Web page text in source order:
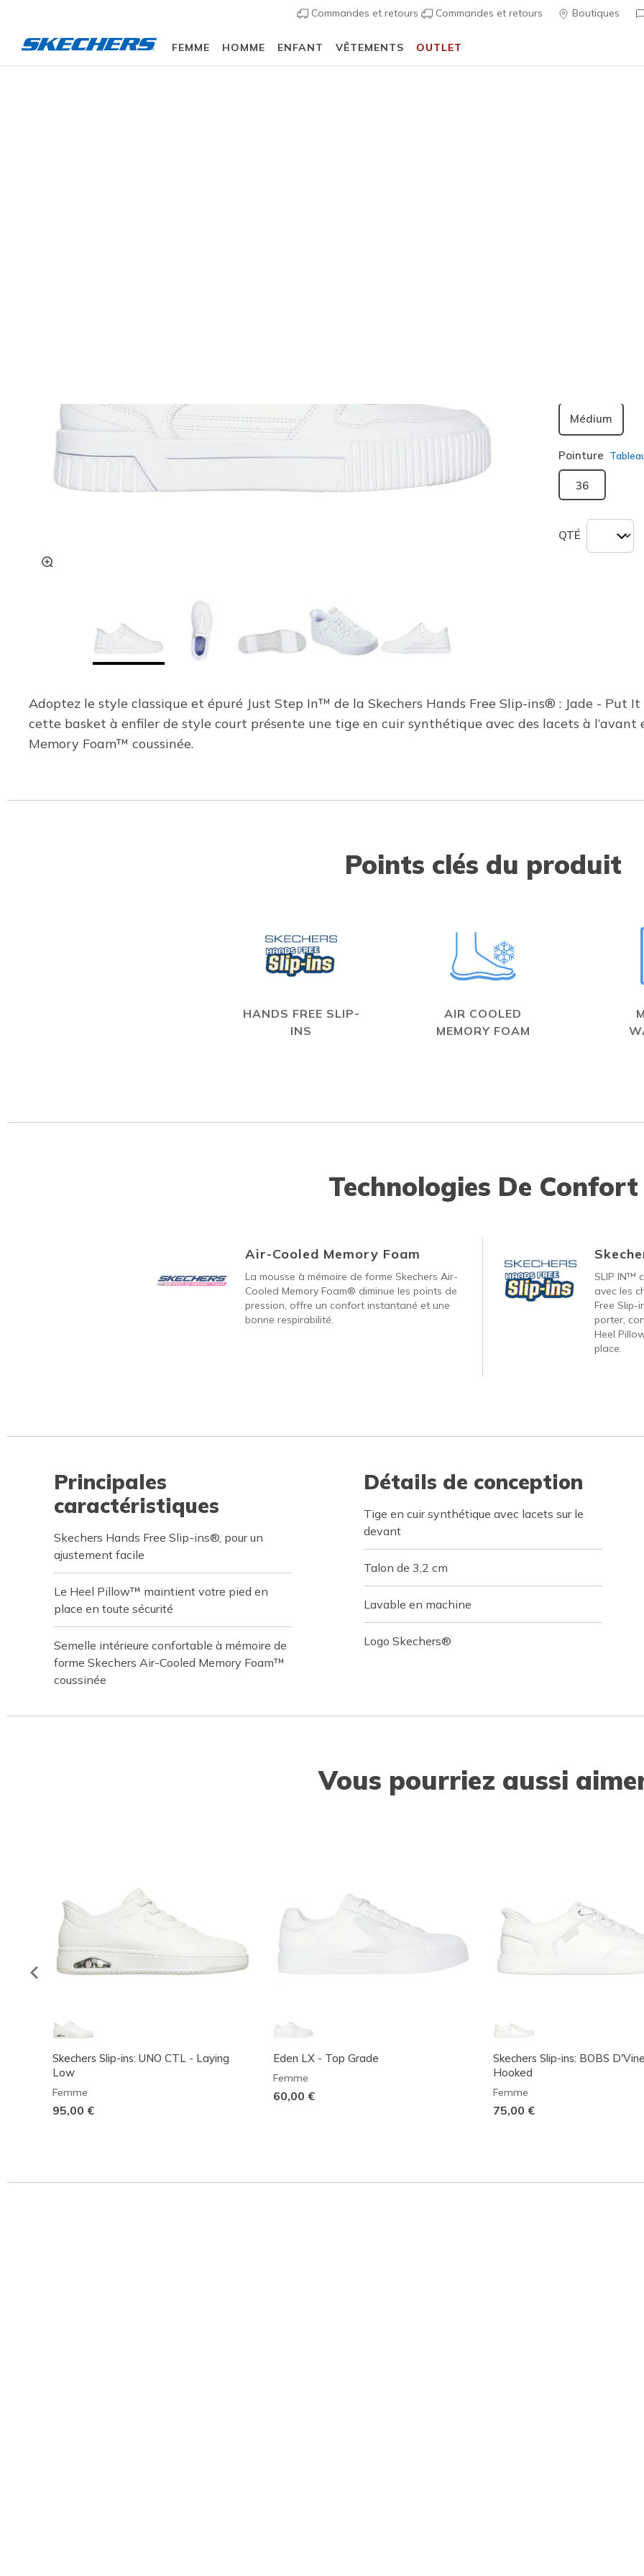
Commandes et retours Commandes et retours Boutiques
FEMME HOMME ENFANT VÊTEMENTS OUTLET
Médium
Pointure
36
QTÉ
Adoptez le style classique et épuré Just Step In™ de la Skechers Hands Free Slip-ins® : Jade - Put
cette basket à enfiler de style court présente une tige en cuir synthétique avec des lacets à l’avant
Memory Foam™ coussinée.
Points clés du produit
HANDS FREE SLIP-
INS
AIR COOLED
MEMORY FOAM
Technologies De Confort
Air-Cooled Memory Foam
La mousse à mémoire de forme Skechers Air-
Cooled Memory Foam® diminue les points de
pression, offre un confort instantané et une
bonne respirabilité.
SLIP IN™
avec les
Free Slip-
porter,
Heel
place.
Principales
caractéristiques
Skechers Hands Free Slip-ins®, pour un
ajustement facile
Le Heel Pillow™ maintient votre pied en
place en toute sécurité
Semelle intérieure confortable à mémoire de
forme Skechers Air-Cooled Memory Foam™
coussinée
Détails de conception
Tige en cuir synthétique avec lacets sur le
devant
Talon de 3,2 cm
Lavable en machine
Logo Skechers®
Vous pourriez aussi
Skechers Slip-ins: UNO CTL - Laying
Low
Femme
95,00 €
Eden LX - Top Grade
Femme
60,00 €
Skechers Slip-ins: BOBS
Hooked
Femme
75,00 €